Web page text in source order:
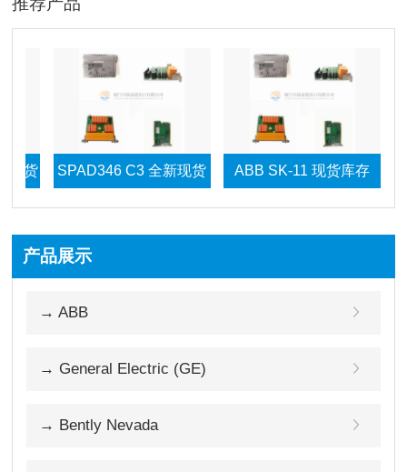
SPAD346 C3 全新现货 ABB SK-11 现货库存 ABB
产品展示
→ ABB
→ General Electric (GE)
→ Bently Nevada